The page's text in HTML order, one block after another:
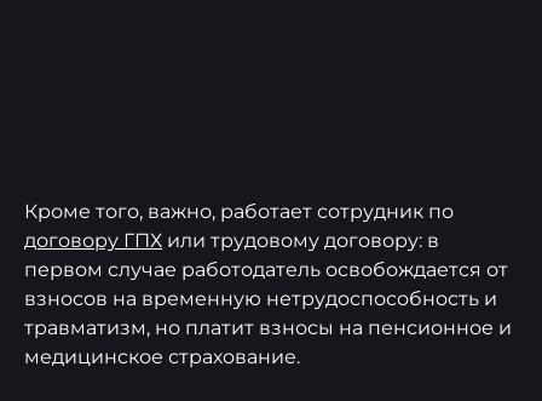
Кроме того, важно, работает сотрудник по
договору ГПХ или трудовому договору: в
первом случае работодатель освобождается от
взносов на временную нетрудоспособность и
травматизм, но платит взносы на пенсионное и
медицинское страхование.